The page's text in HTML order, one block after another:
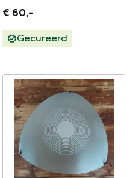
- Ernesto Gismondi
€ 60,-
Gecureerd